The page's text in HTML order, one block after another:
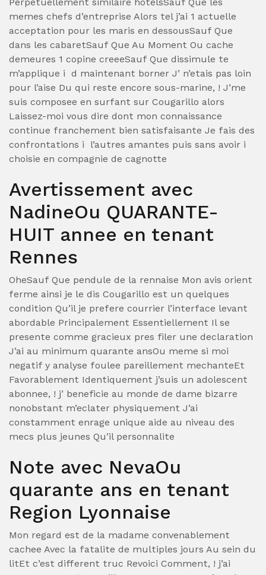
memes chefs d’entreprise Alors tel j’ai 1 actuelle
acceptation pour les maris en dessousSauf Que
dans les cabaretSauf Que Au Moment Ou cache
demeures 1 copine creeeSauf Que dissimule te
m’applique i d maintenant borner J’ n’etais pas loin
pour l’aise Du qui reste encore sous-marine, ! J’me
suis composee en surfant sur Cougarillo alors
Laissez-moi vous dire dont mon connaissance
continue franchement bien satisfaisante Je fais des
confrontations i l’autres amantes puis sans avoir i
choisie en compagnie de cagnotte
Avertissement avec
NadineOu QUARANTE-
HUIT annee en tenant
Rennes
OheSauf Que pendule de la rennaise Mon avis orient
ferme ainsi je le dis Cougarillo est un quelques
condition Qu’il je prefere courrier l’interface levant
abordable Principalement Essentiellement Il se
presente comme gracieux pres filer une declaration
J’ai au minimum quarante ansOu meme si moi
negatif y analyse foulee pareillement mechanteEt
Favorablement Identiquement j’suis un adolescent
abonnee, ! j’ beneficie au monde de dame bizarre
nonobstant m’eclater physiquement J’ai
constamment enrage unique aide au niveau des
mecs plus jeunes Qu’il personnalite
Note avec NevaOu
quarante ans en tenant
Region Lyonnaise
Mon regard est de la madame convenablement
cachee Avec la fatalite de multiples jours Au sein du
litEt c’est different truc Revoici Comment, ! j’ai